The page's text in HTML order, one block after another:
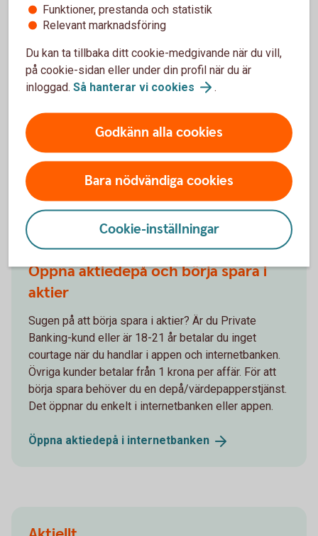
tredje del får du en fördjupning kring hur du kan
minimera riskerna i ditt aktiesparande. Du får även
att prognostisera en akties förväntade
kursutveckling baserat på dess historiska
rörelsemönster.
Van aktiehandlare –tips
Kom igång med aktier!
Öppna aktiedepå och börja spara i
aktier
Sugen på att börja spara i aktier? Är du Private
Banking-kund eller är 18-21 år betalar du inget
courtage när du handlar i appen och internetbanken.
Övriga kunder betalar från 1 krona per affär. För att
börja spara behöver du en depå/värdepapperstjänst.
Det öppnar du enkelt i internetbanken eller appen.
Öppna aktiedepå i internetbanken
Funktioner, prestanda och statistik
Relevant marknadsföring
Du kan ta tillbaka ditt cookie-medgivande när du vill,
på cookie-sidan eller under din profil när du är
inloggad. Så hanterar vi cookies .
Godkänn alla cookies
Bara nödvändiga cookies
Cookie-inställningar